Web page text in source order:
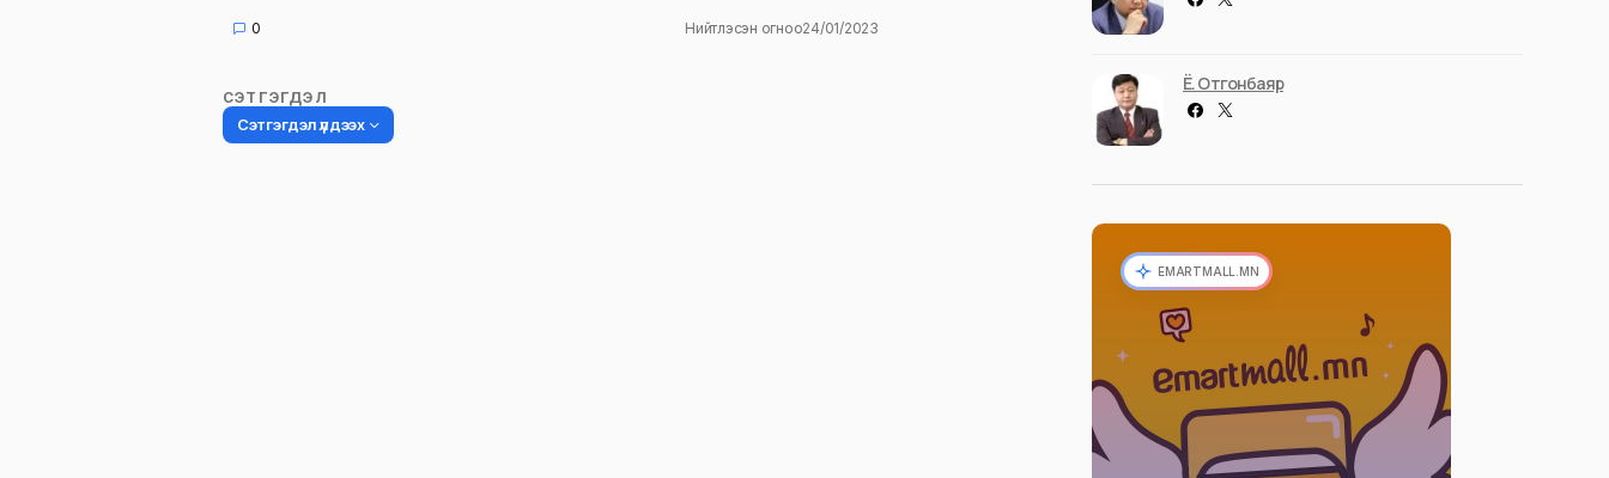
0 Нийтлэсэн огноо24/01/2023
СЭТГЭГДЭЛ
Сэтгэгдэл үлдээх
Ё. Отгонбаяр
EMARTMALL.MN